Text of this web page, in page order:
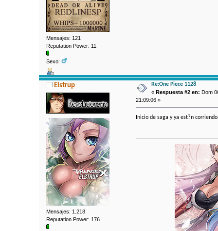
Mensajes: 121
Reputation Power: 11
Sexo:
Elstrup
Mensajes: 1.218
Reputation Power: 176
Re:One Piece 1128
«Respuesta #2 en: Dom
21:09:06 »
Inicio de saga y ya est?n